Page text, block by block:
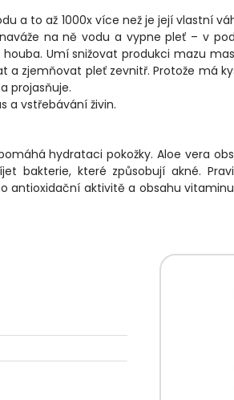
a to až 1000x více než je její vlastní
na ně vodu a vypne pleť – v
Umí snižovat produkci mazu
a zjemňovat pleť zevnitř. Protože má
projasňuje.
a vstřebávání živin.
hydrataci pokožky. Aloe vera
bakterie, které způsobují akné.
antioxidační aktivitě a obsahu vitaminu